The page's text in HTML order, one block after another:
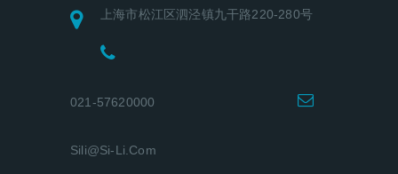
上海市松江区泗泾镇九干路220-280号
021-57620000
Sili@si-Li.com